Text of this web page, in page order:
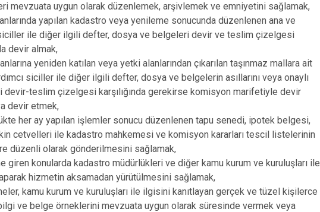
mevzuata uygun olarak düzenlemek, arşivlemek ve emniyetini sağlamak,
yapılan kadastro veya yenileme sonucunda düzenlenen ana ve
siciller ile diğer ilgili defter, dosya ve belgeleri devir ve teslim çizelgesi
devir almak,
yeniden katılan veya yetki alanlarından çıkarılan taşınmaz mallara ait
siciller ile diğer ilgili defter, dosya ve belgelerin asıllarını veya onaylı
devir-teslim çizelgesi karşılığında gerekirse komisyon marifetiyle devir
devir etmek,
her ay yapılan işlemler sonucu düzenlenen tapu senedi, ipotek belgesi,
cetvelleri ile kadastro mahkemesi ve komisyon kararları tescil listelerinin
düzenli olarak gönderilmesini sağlamak,
giren konularda kadastro müdürlükleri ve diğer kamu kurum ve kuruluşları ile
hizmetin aksamadan yürütülmesini sağlamak,
kamu kurum ve kuruluşları ile ilgisini kanıtlayan gerçek ve tüzel kişilerce
ve belge örneklerini mevzuata uygun olarak süresinde vermek veya